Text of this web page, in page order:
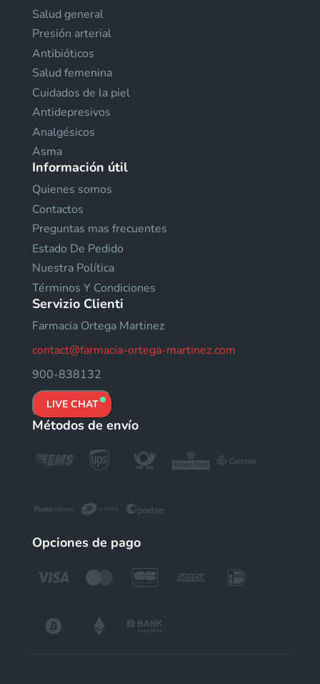
Salud general
Presión arterial
Antibióticos
Salud femenina
Cuidados de la piel
Antidepresivos
Analgésicos
Asma
Información útil
Quienes somos
Contactos
Preguntas mas frecuentes
Estado De Pedido
Nuestra Política
Términos Y Condiciones
Servizio Clienti
Farmacia Ortega Martinez
contact@farmacia-ortega-martinez.com
900-838132
LIVE CHAT
Métodos de envío
Opciones de pago